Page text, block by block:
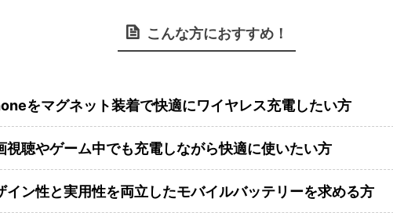
こんな方におすすめ！
をマグネット装着で快適にワイヤレス充電したい方
視聴やゲーム中でも充電しながら快適に使いたい方
イン性と実用性を両立したモバイルバッテリーを求める方